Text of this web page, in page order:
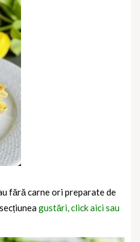
fără carne ori preparate de
gustări, click aici sau